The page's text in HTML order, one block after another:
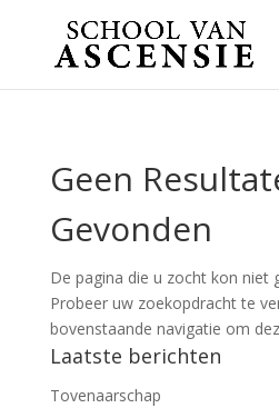
Geen
Gevonden
De pagina die u zocht kon niet
Probeer uw zoekopdracht te
bovenstaande navigatie om
Laatste berichten
Tovenaarschap